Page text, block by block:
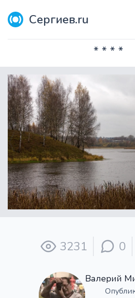
Сергиев.ru
* * * *
3231 0
Валерий